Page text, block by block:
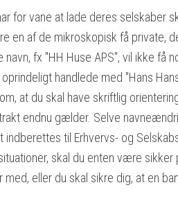
for vane at lade deres selskaber
en af de mikroskopisk få private,
fx "HH Huse APS", vil ikke få
handlede med "Hans
at du skal have skriftlig
endnu gælder. Selve
til Erhvervs- og
skal du enten være sikker
eller du skal sikre dig, at en